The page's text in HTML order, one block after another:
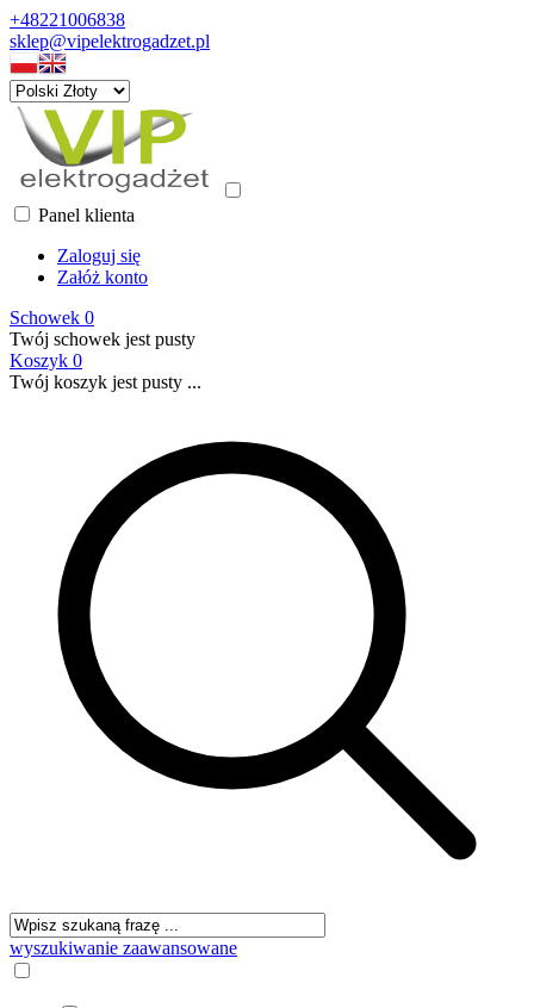
+48221006838
sklep@vipelektrogadzet.pl
Panel klienta
Zaloguj się
Załóż konto
Schowek 0
Twój schowek jest pusty
Koszyk 0
Twój koszyk jest pusty ...
wyszukiwanie zaawansowane